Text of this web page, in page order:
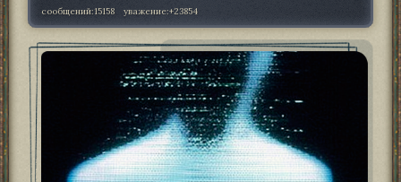
сообщений:15158 уважение:+23854